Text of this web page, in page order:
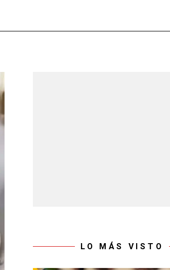
LO MÁS VISTO